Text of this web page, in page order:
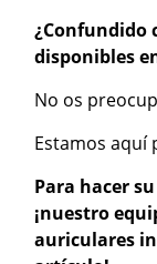
¿Confundido
disponibles
No os
Estamos aquí
Para hacer
¡nuestro
auriculares